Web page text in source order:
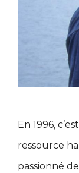
En 1996,
ressource
passionné